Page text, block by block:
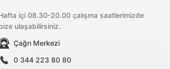
içi 08.30-20.00 çalışma saatlerimizde
ulaşabilirsiniz.
Çağrı Merkezi
0 344 223 80 80